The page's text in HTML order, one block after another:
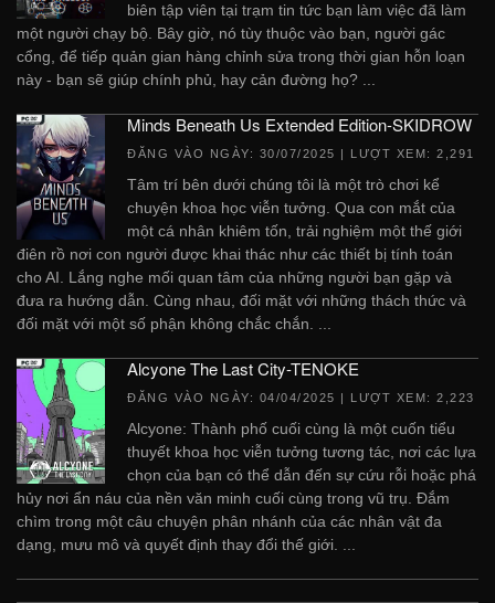
biên tập viên tại trạm tin tức bạn làm việc đã làm
một người chạy bộ. Bây giờ, nó tùy thuộc vào bạn, người gác
cổng, để tiếp quản gian hàng chỉnh sửa trong thời gian hỗn loạn
này - bạn sẽ giúp chính phủ, hay cản đường họ? ...
Minds Beneath Us Extended Edition-SKIDROW
ĐĂNG VÀO NGÀY: 30/07/2025 | LƯỢT XEM: 2,291
Tâm trí bên dưới chúng tôi là một trò chơi kể
chuyện khoa học viễn tưởng. Qua con mắt của
một cá nhân khiêm tốn, trải nghiệm một thế giới
điên rồ nơi con người được khai thác như các thiết bị tính toán
cho AI. Lắng nghe mối quan tâm của những người bạn gặp và
đưa ra hướng dẫn. Cùng nhau, đối mặt với những thách thức và
đối mặt với một số phận không chắc chắn. ...
Alcyone The Last City-TENOKE
ĐĂNG VÀO NGÀY: 04/04/2025 | LƯỢT XEM: 2,223
Alcyone: Thành phố cuối cùng là một cuốn tiểu
thuyết khoa học viễn tưởng tương tác, nơi các lựa
chọn của bạn có thể dẫn đến sự cứu rỗi hoặc phá
hủy nơi ẩn náu của nền văn minh cuối cùng trong vũ trụ. Đắm
chìm trong một câu chuyện phân nhánh của các nhân vật đa
dạng, mưu mô và quyết định thay đổi thế giới. ...